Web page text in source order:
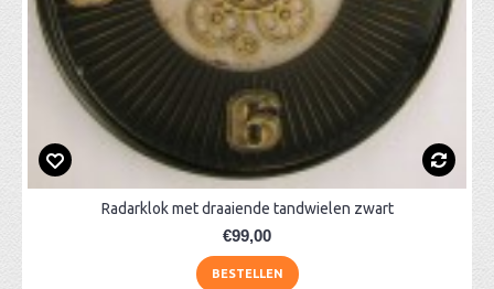
Radarklok met draaiende tandwielen zwart
€99,00
BESTELLEN